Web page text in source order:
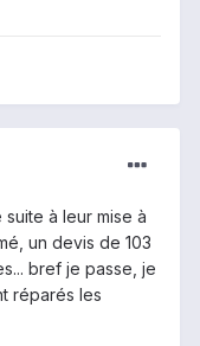
à leur mise à
un devis de 103
bref je passe, je
réparés les